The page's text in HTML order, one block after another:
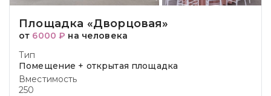
Площадка «Дворцовая»
от 6000 ₽ на человека
Тип
Помещение + открытая площадка
Вместимость
250